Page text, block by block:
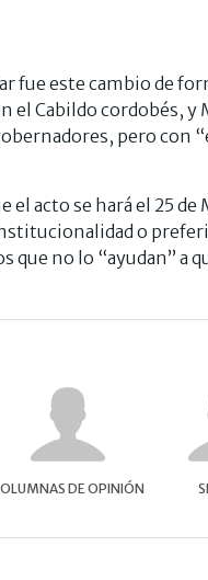
fue este cambio de
el Cabildo cordobés, y
pero con
acto se hará el 25 de
o
no lo “ayudan” a
DE OPINIÓN